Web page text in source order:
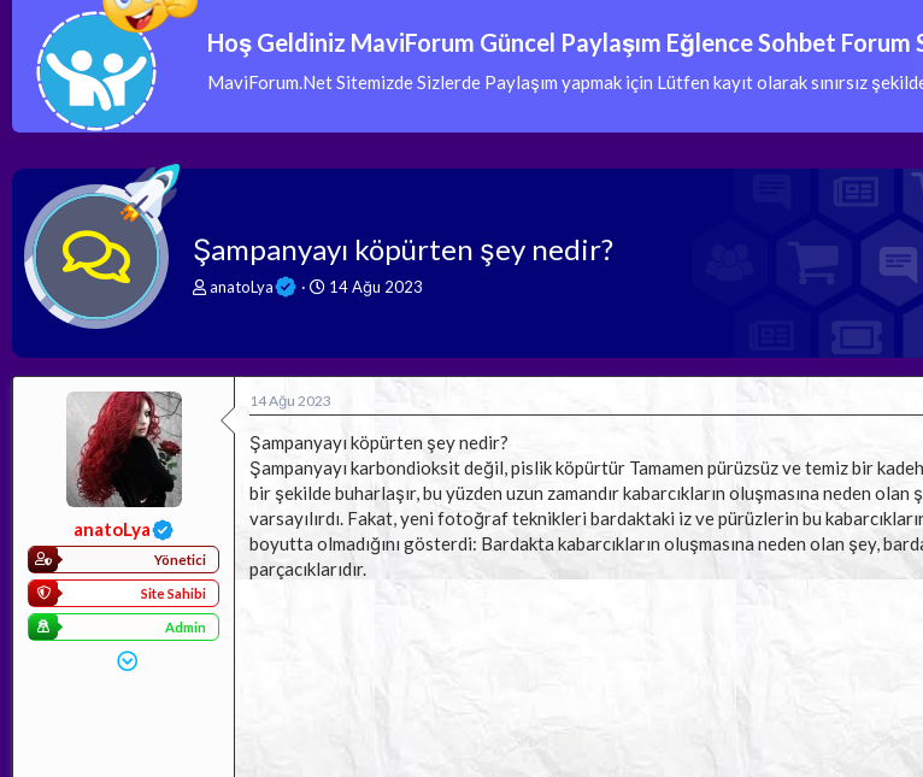
Hoş Geldiniz MaviForum Güncel Paylaşım Eğlence Sohbet Forum
MaviForum.Net Sitemizde Sizlerde Paylaşım yapmak için Lütfen kayıt olarak sınırsız
Şampanyayı köpürten şey nedir?
K
t
a
n
anatoLya
B
n
g
ı
t
a
r
h
14 Ağu 2023
anatoLya
Yönetici
Site Sahibi
Admin
14 Ağu 2023
Şampanyayı köpürten şey nedir?
Şampanyayı karbondioksit değil, pislik köpürtür Tamamen pürüzsüz ve temiz bir
bir şekilde buharlaşır, bu yüzden uzun zamandır kabarcıkların oluşmasına neden
varsayılırdı. Fakat, yeni fotoğraf teknikleri bardaktaki iz ve pürüzlerin bu
boyutta olmadığını gösterdi: Bardakta kabarcıkların oluşmasına neden olan şey,
parçacıklarıdır.